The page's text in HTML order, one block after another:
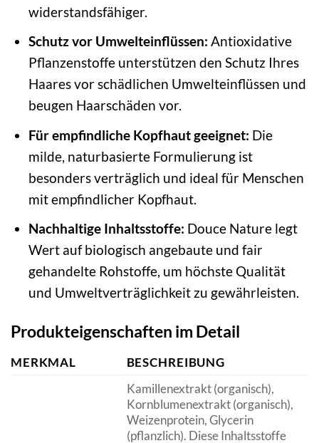
widerstandsfähiger.
Schutz vor Umwelteinflüssen: Antioxidative
Pflanzenstoffe unterstützen den Schutz Ihres
Haares vor schädlichen Umwelteinflüssen und
beugen Haarschäden vor.
Für empfindliche Kopfhaut geeignet: Die
milde, naturbasierte Formulierung ist
besonders verträglich und ideal für Menschen
mit empfindlicher Kopfhaut.
Nachhaltige Inhaltsstoffe: Douce Nature legt
Wert auf biologisch angebaute und fair
gehandelte Rohstoffe, um höchste Qualität
und Umweltverträglichkeit zu gewährleisten.
Produkteigenschaften im Detail
MERKMAL
BESCHREIBUNG
Kamillenextrakt (organisch),
Kornblumenextrakt (organisch),
Weizenprotein, Glycerin
(pflanzlich). Diese Inhaltsstoffe